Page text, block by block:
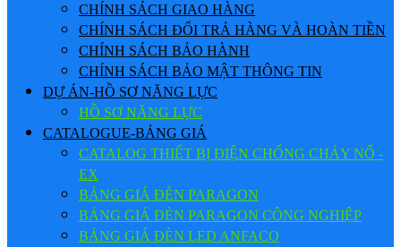
CHÍNH SÁCH GIAO HÀNG
CHÍNH SÁCH ĐỔI TRẢ HÀNG VÀ HOÀN TIỀN
CHÍNH SÁCH BẢO HÀNH
CHÍNH SÁCH BẢO MẬT THÔNG TIN
DỰ ÁN-HỒ SƠ NĂNG LỰC
HỒ SƠ NĂNG LỰC
CATALOGUE-BẢNG GIÁ
CATALOG THIẾT BỊ ĐIỆN CHỐNG CHÁY NỔ -
EX
BẢNG GIÁ ĐÈN PARAGON
BẢNG GIÁ ĐÈN PARAGON CÔNG NGHIỆP
BẢNG GIÁ ĐÈN LED ANFACO